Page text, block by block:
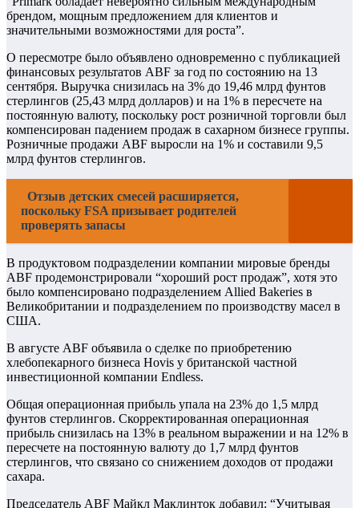
брендом, мощным предложением для клиентов и
значительными возможностями для роста”.
О пересмотре было объявлено одновременно с публикацией
финансовых результатов ABF за год по состоянию на 13
сентября. Выручка снизилась на 3% до 19,46 млрд фунтов
стерлингов (25,43 млрд долларов) и на 1% в пересчете на
постоянную валюту, поскольку рост розничной торговли был
компенсирован падением продаж в сахарном бизнесе группы.
Розничные продажи ABF выросли на 1% и составили 9,5
млрд фунтов стерлингов.
Отзыв детских смесей расширяется,
поскольку FSA призывает родителей
проверять запасы
В продуктовом подразделении компании мировые бренды
ABF продемонстрировали “хороший рост продаж”, хотя это
было компенсировано подразделением Allied Bakeries в
Великобритании и подразделением по производству масел в
США.
В августе ABF объявила о сделке по приобретению
хлебопекарного бизнеса Hovis у британской частной
инвестиционной компании Endless.
Общая операционная прибыль упала на 23% до 1,5 млрд
фунтов стерлингов. Скорректированная операционная
прибыль снизилась на 13% в реальном выражении и на 12% в
пересчете на постоянную валюту до 1,7 млрд фунтов
стерлингов, что связано со снижением доходов от продажи
сахара.
Председатель ABF Майкл Маклинток добавил: “Учитывая